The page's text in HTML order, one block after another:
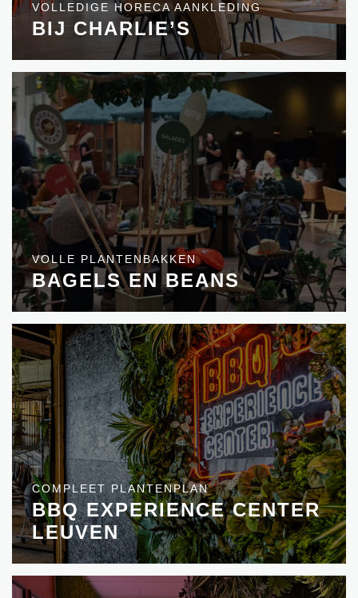
VOLLEDIGE HORECA AANKLEDING
BIJ CHARLIE’S
VOLLE PLANTENBAKKEN
BAGELS EN BEANS
COMPLEET PLANTENPLAN
BBQ EXPERIENCE CENTER
LEUVEN